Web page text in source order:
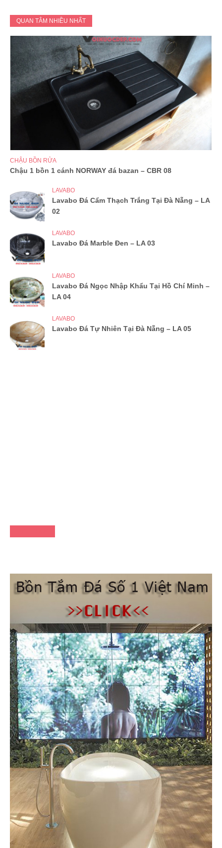
QUAN TÂM NHIỀU NHẤT
CHẬU BỒN RỬA
Chậu 1 bồn 1 cánh NORWAY đá bazan – CBR 08
LAVABO
Lavabo Đá Cẩm Thạch Trắng Tại Đà Nẵng – LA
02
LAVABO
Lavabo Đá Marble Đen – LA 03
LAVABO
Lavabo Đá Ngọc Nhập Khẩu Tại Hồ Chí Minh –
LA 04
LAVABO
Lavabo Đá Tự Nhiên Tại Đà Nẵng – LA 05